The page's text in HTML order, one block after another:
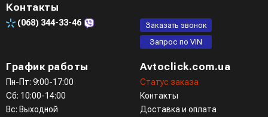
Контакты
(068) 344-33-46
Заказать звонок
Запрос по VIN
График работы
Пн-Пт: 9:00-17:00
Сб: 10:00-14:00
Вс: Выходной
Avtoclick.com.ua
Статус заказа
Контакты
Доставка и оплата